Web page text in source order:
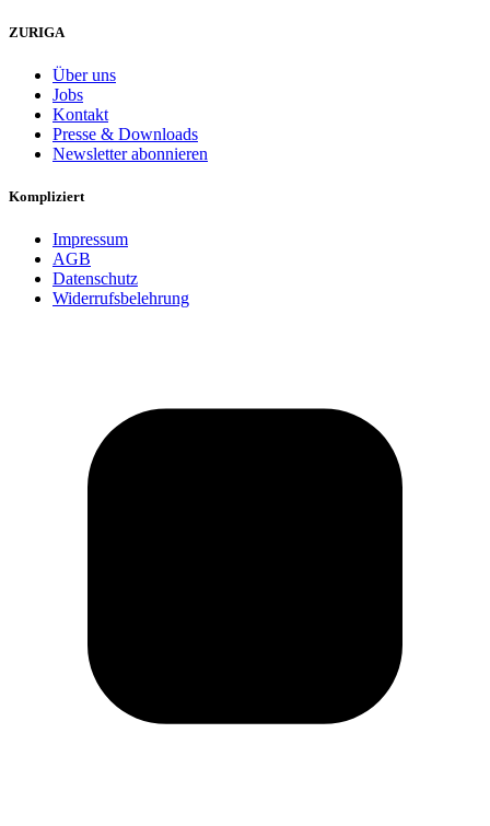
ZURIGA
Über uns
Jobs
Kontakt
Presse & Downloads
Newsletter abonnieren
Kompliziert
Impressum
AGB
Datenschutz
Widerrufsbelehrung